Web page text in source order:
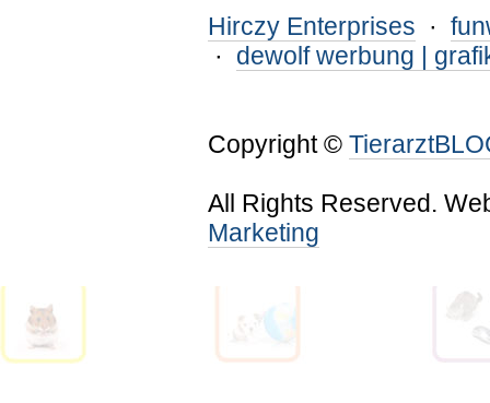
Hirczy Enterprises ·
· dewolf werbung |
Copyright ©
All Rights Reserved.
Marketing